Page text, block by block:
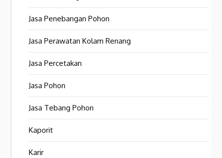
Jasa Penebangan Pohon
Jasa Perawatan Kolam Renang
Jasa Percetakan
Jasa Pohon
Jasa Tebang Pohon
Kaporit
Karir